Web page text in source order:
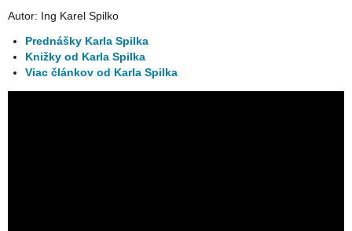
Autor: Ing Karel Spilko
Prednášky Karla Spilka
Knižky od Karla Spilka
Viac článkov od Karla Spilka